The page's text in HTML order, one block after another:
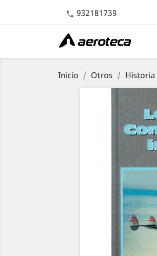
 932181739
Inicio Otros Historia